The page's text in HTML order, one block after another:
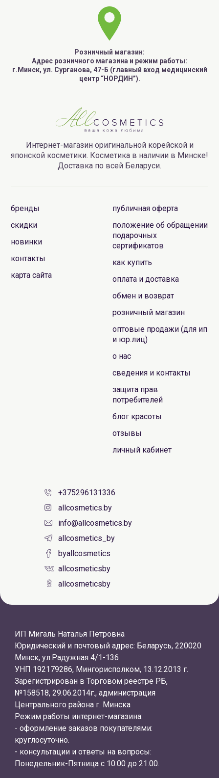
Розничный магазин:
Адрес розничного магазина и режим работы:
г.Минск, ул. Сурганова, 47-Б (главный вход медицинский
центр “НОРДИН”).
Интернет-магазин оригинальной корейской и
японской косметики. Косметика в наличии в Минске!
Доставка по всей Беларуси.
бренды
скидки
новинки
контакты
карта сайта
публичная оферта
положение об обращении
подарочных
сертификатов
как купить
оплата и доставка
обмен и возврат
розничный магазин
оптовые продажи (для ип
и юр.лиц)
о нас
сведения и контакты
защита прав
потребителей
блог красоты
отзывы
личный кабинет
+375296131336
allcosmetics.by
info@allcosmetics.by
allcosmetics_by
byallcosmetics
allcosmeticsby
allcosmeticsby
ИП Мигаль Наталья Петровна
Юридический и почтовый адрес: Беларусь, 220020
Минск, ул.Радужная 4/1-136
УНП 192179286, Мингорисполком, 13.12.2013 г.
Зарегистрирован в Торговом реестре РБ,
№158518, 29.06.2014г., администрация
Центрального района г. Минска
Режим работы интернет-магазина:
- оформление заказов покупателями:
круглосуточно.
- консультации и ответы на вопросы:
Понедельник-Пятница с 10.00 до 21.00.